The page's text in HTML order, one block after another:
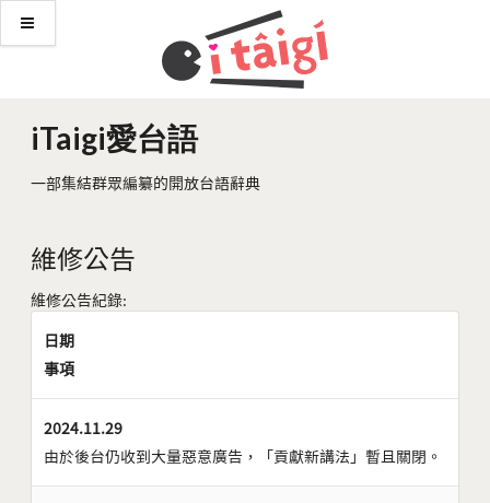
iTaigi愛台語
一部集結群眾編纂的開放台語辭典
維修公告
維修公告紀錄:
日期
事項
2024.11.29
由於後台仍收到大量惡意廣告，「貢獻新講法」暫且關閉。